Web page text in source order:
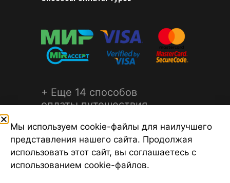
+ Еще 14 способов
оплаты путешествия
©2026 Турагентство Турсфера - Поиск туров от надежных
Мы используем cookie-файлы для наилучшего
представления нашего сайта. Продолжая
использовать этот сайт, вы соглашаетесь с
использованием cookie-файлов.